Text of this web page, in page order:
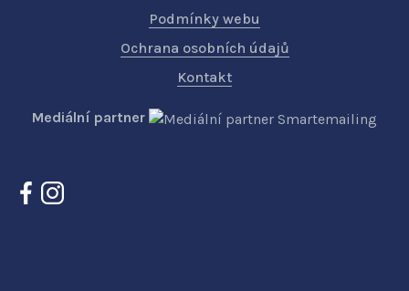
Podmínky webu
Ochrana osobních údajů
Kontakt
Mediální partner